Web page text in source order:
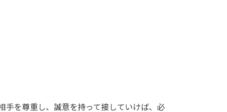
手を尊重し、誠意を持って接していけば、必